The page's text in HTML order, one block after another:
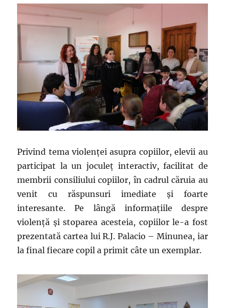
Privind tema violenței asupra copiilor, elevii au
participat la un joculeț interactiv, facilitat de
membrii consiliului copiilor, în cadrul căruia au
venit cu răspunsuri imediate și foarte
interesante. Pe lângă informațiile despre
violență și stoparea acesteia, copiilor le-a fost
prezentată cartea lui R.J. Palacio – Minunea, iar
la final fiecare copil a primit câte un exemplar.